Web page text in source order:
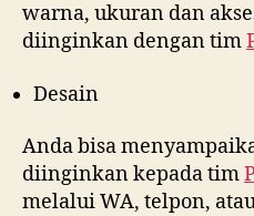
warna, ukuran dan
diinginkan dengan tim
Desain
Anda bisa
diinginkan kepada tim
melalui WA, telpon,